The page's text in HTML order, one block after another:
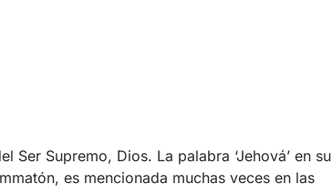
Ser Supremo, Dios. La palabra ‘Jehová’ en su
es mencionada muchas veces en las